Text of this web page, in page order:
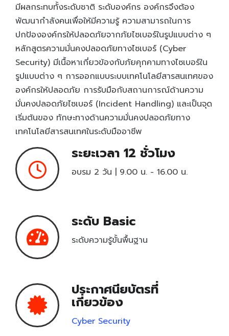
Health Sciences Careers
New
Hospitality and Culinary Arts Careers
IC3 Digital Literacy Certification HOT
IC3 Spark
Intuit Personal Finance
New
IT Specialist Certification HOT
Meta Certified
Microsoft Certified Educator
Microsoft Certified Fundamentals
Unity Certified User Certification
Pearson VUE
Learn & Practice
เครื่องมือเรียนรู้
เครื่องมือฝึกฝน
มีผลกระทบทั้งระดับชาติ ระดับองค์กร องค์กรจึงต้อง
พัฒนากำลังคนเพื่อให้มีความรู้ ความสามารถในการ
ปกป้ององค์กรให้ปลอดภัยจากภัยไซเบอร์ในรูปแบบต่าง ๆ
หลักสูตรความมั่นคงปลอดภัยทางไซเบอร์ (Cyber
Security) มีเนื้อหาเกี่ยวข้องกับภัยคุกคามทางไซเบอร์ใน
รูปแบบต่าง ๆ การออกแบบระบบเทคโนโลยีสารสนเทศของ
องค์กรให้ปลอดภัย การรับมือกับสถานการณ์ด้านความ
มั่นคงปลอดภัยไซเบอร์ (Incident Handling) และเป็นจุด
เริ่มต้นของ ทักษะทางด้านความมั่นคงปลอดภัยทาง
เทคโนโลยีสารสนเทศในระดับมืออาชีพ
ระยะเวลา 12 ชั่วโมง
อบรม 2 วัน | 9.00 น. - 16.00 น.
ระดับ Basic
ระดับความรู้ขั้นพื้นฐาน
ประกาศนียบัตรที่
เกี่ยวข้อง
Cyber Security